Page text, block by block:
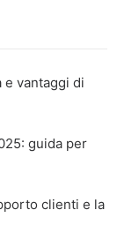
e vantaggi di
guida per
clienti e la